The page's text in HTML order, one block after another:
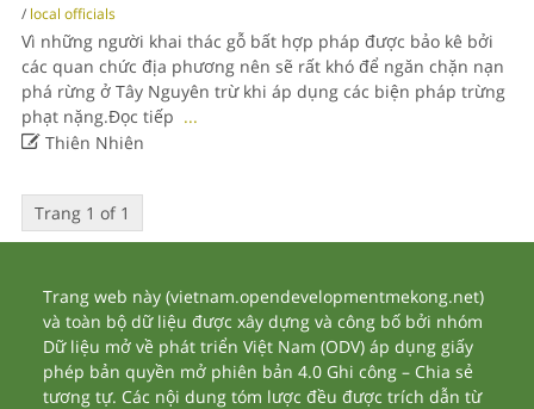
/ local officials
Vì những người khai thác gỗ bất hợp pháp được bảo kê bởi
các quan chức địa phương nên sẽ rất khó để ngăn chặn nạn
phá rừng ở Tây Nguyên trừ khi áp dụng các biện pháp trừng
phạt nặng.Đọc tiếp ...
Thiên Nhiên
Trang 1 of 1
Trang web này (vietnam.opendevelopmentmekong.net)
và toàn bộ dữ liệu được xây dựng và công bố bởi nhóm
Dữ liệu mở về phát triển Việt Nam (ODV) áp dụng giấy
phép bản quyền mở phiên bản 4.0 Ghi công – Chia sẻ
tương tự. Các nội dung tóm lược đều được trích dẫn từ